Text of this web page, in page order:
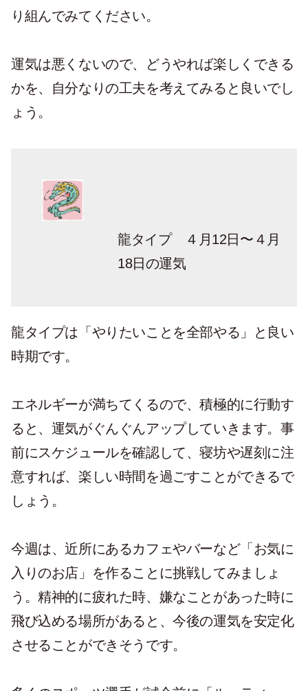
り組んでみてください。
運気は悪くないので、どうやれば楽しくできる
かを、自分なりの工夫を考えてみると良いでし
ょう。
龍タイプ ４月12日〜４月
18日の運気
龍タイプは「やりたいことを全部やる」と良い
時期です。
エネルギーが満ちてくるので、積極的に行動す
ると、運気がぐんぐんアップしていきます。事
前にスケジュールを確認して、寝坊や遅刻に注
意すれば、楽しい時間を過ごすことができるで
しょう。
今週は、近所にあるカフェやバーなど「お気に
入りのお店」を作ることに挑戦してみましょ
う。精神的に疲れた時、嫌なことがあった時に
飛び込める場所があると、今後の運気を安定化
させることができそうです。